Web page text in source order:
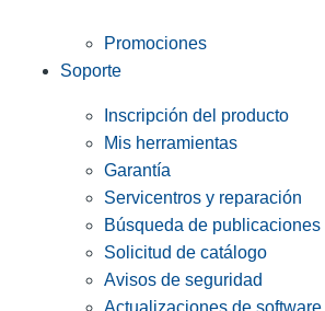
Promociones
Soporte
Inscripción del producto
Mis herramientas
Garantía
Servicentros y reparación
Búsqueda de publicaciones
Solicitud de catálogo
Avisos de seguridad